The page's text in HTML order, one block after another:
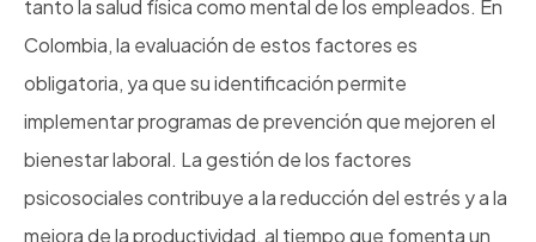
tanto la salud física como mental de los empleados. En
Colombia, la evaluación de estos factores es
obligatoria, ya que su identificación permite
implementar programas de prevención que mejoren el
bienestar laboral. La gestión de los factores
psicosociales contribuye a la reducción del estrés y a la
mejora de la productividad, al tiempo que fomenta un